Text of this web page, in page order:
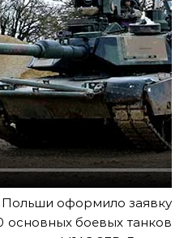
оформило заявку
основных боевых танков